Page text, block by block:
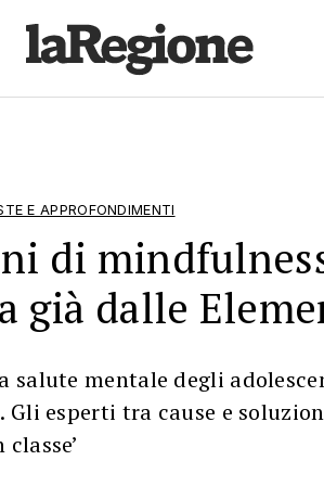
E APPROFONDIMENTI
di
già dalle
salute mentale degli
Gli esperti tra cause e